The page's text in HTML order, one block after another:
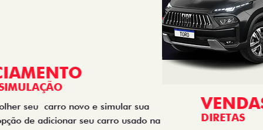
VENDAS
DIRETAS